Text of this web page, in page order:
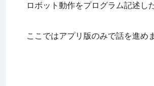
ロボット動作をプログラム記述し
ここではアプリ版のみで話を進め